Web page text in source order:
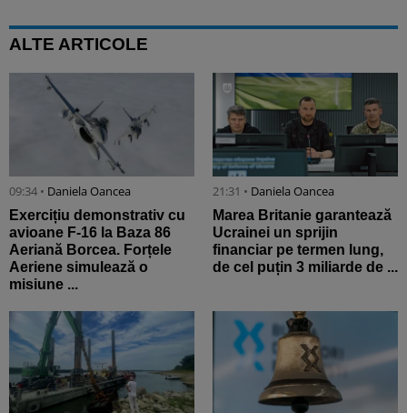
ALTE ARTICOLE
09:34 • Daniela Oancea
Exercițiu demonstrativ cu
avioane F-16 la Baza 86
Aeriană Borcea. Forțele
Aeriene simulează o
misiune ...
21:31 • Daniela Oancea
Marea Britanie garantează
Ucrainei un sprijin
financiar pe termen lung,
de cel puțin 3 miliarde de ...